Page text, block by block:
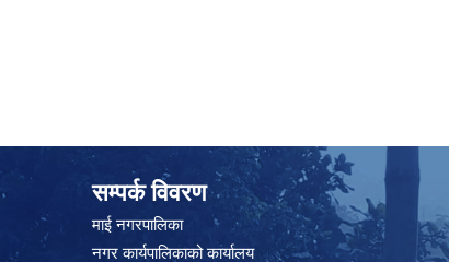
सम्पर्क विवरण
माई नगरपालिका
नगर कार्यपालिकाको कार्यालय